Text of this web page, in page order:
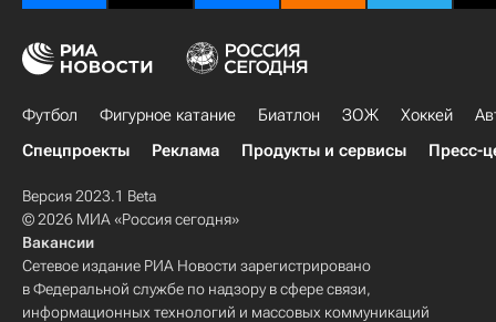
Футбол Фигурное катание Биатлон ЗОЖ Хоккей
Спецпроекты
Реклама Продукты и сервисы Пресс-
Версия 2023.1 Beta
© 2026 МИА «Россия сегодня»
Вакансии
Сетевое издание РИА Новости зарегистрировано
в Федеральной службе по надзору в сфере связи,
информационных технологий и массовых коммуникаций